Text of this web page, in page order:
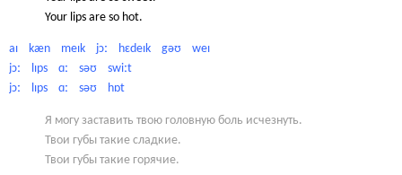
Your lips are so hot.
aɪ kæn meɪk jɔː hɛdeɪk gəʊ weɪ
jɔː lɪps ɑː səʊ swiːt
jɔː lɪps ɑː səʊ hɒt
Я могу заставить твою головную боль исчезнуть.
Твои губы такие сладкие.
Твои губы такие горячие.